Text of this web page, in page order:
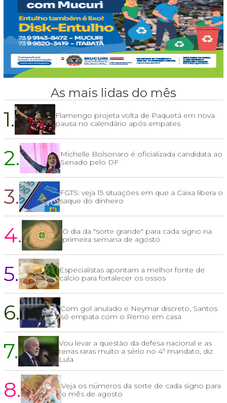
As mais lidas do mês
1.
Flamengo projeta volta de Paquetá em nova
pausa no calendário após empates
2.
Michelle Bolsonaro é oficializada candidata ao
Senado pelo DF
3.
FGTS: veja 15 situações em que a Caixa libera o
saque do dinheiro
4.
O dia da "sorte grande" para cada signo na
primeira semana de agosto
5.
Especialistas apontam a melhor fonte de
cálcio para fortalecer os ossos
6.
Com gol anulado e Neymar discreto, Santos
só empata com o Remo em casa
7.
Vou levar a questão da defesa nacional e as
terras raras muito a sério no 4º mandato, diz
Lula
8.
Veja os números da sorte de cada signo para
o mês de agosto